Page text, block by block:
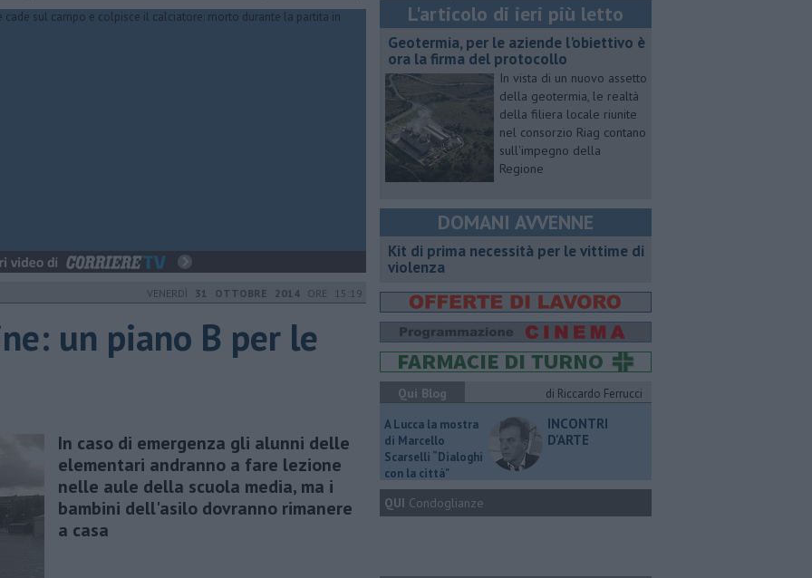
VENERDÌ 31 OTTOBRE 2014 ORE 15:19
un piano B per le
In caso di emergenza gli alunni delle
elementari andranno a fare lezione
nelle aule della scuola media, ma i
bambini dell'asilo dovranno rimanere
a casa
L'articolo di ieri più letto
Geotermia, per le aziende l'obiettivo è
ora la firma del protocollo
In vista di un nuovo assetto
della geotermia, le realtà
della filiera locale riunite
nel consorzio Riag contano
sull'impegno della
Regione
DOMANI AVVENNE
Kit di prima necessità per le vittime di
violenza
Qui Blog
di Riccardo Ferrucci
A Lucca la mostra
di Marcello
Scarselli “Dialoghi
con la città"
INCONTRI
D'ARTE
QUI Condoglianze